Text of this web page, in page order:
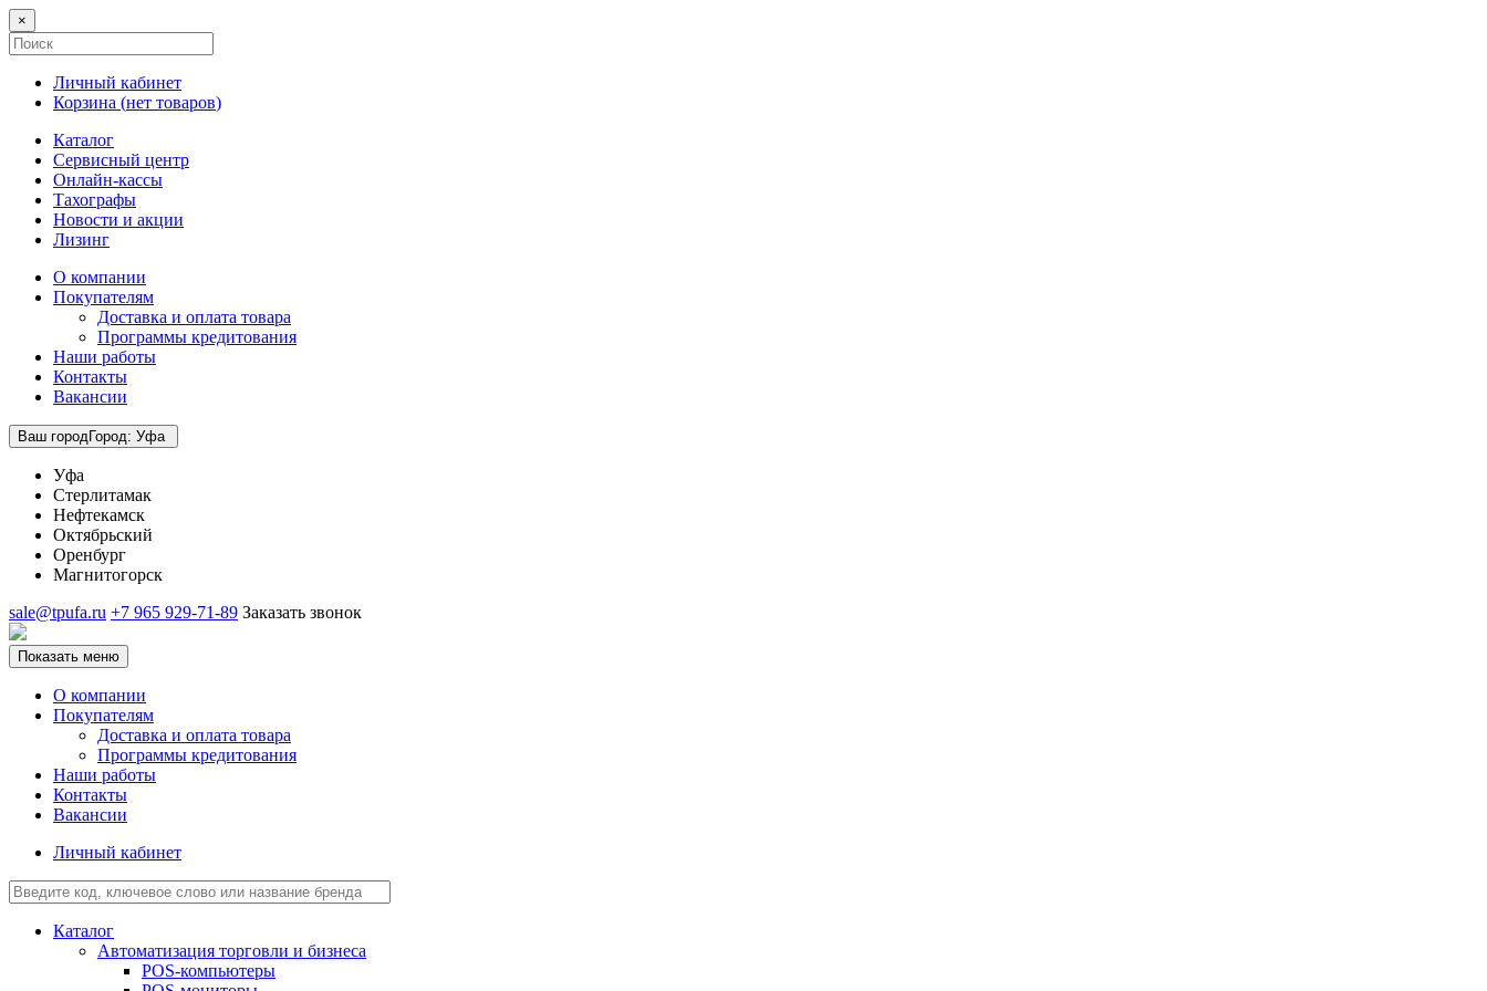
×
Личный кабинет
Корзина (нет товаров)
Каталог
Сервисный центр
Онлайн-кассы
Тахографы
Новости и акции
Лизинг
О компании
Покупателям
Доставка и оплата товара
Программы кредитования
Наши работы
Контакты
Вакансии
Ваш городГород: Уфа
Уфа
Стерлитамак
Нефтекамск
Октябрьский
Оренбург
Магнитогорск
sale@tpufa.ru +7 965 929-71-89 Заказать звонок
Показать меню
О компании
Покупателям
Доставка и оплата товара
Программы кредитования
Наши работы
Контакты
Вакансии
Личный кабинет
Каталог
Автоматизация торговли и бизнеса
POS-компьютеры